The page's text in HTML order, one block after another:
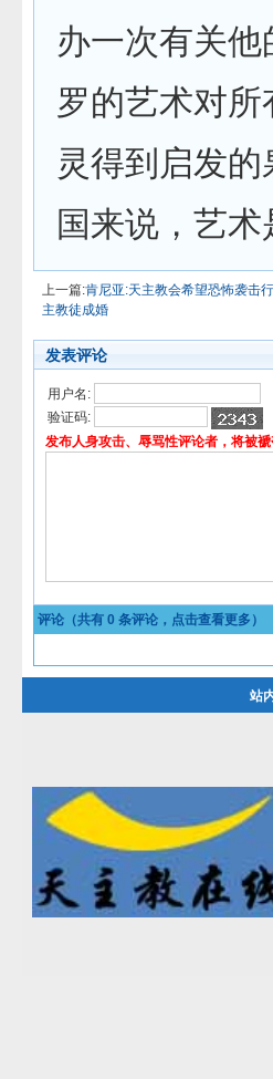
办一次有关
罗的艺术对
灵得到启发
国来说，艺
上一篇:肯尼亚:天主教会希望恐怖袭击
主教徒成婚
发表评论
用户名:
验证码:
发布人身攻击、辱骂性评论者，将被褫
评论（共有 0 条评论，点击查看更多）
站